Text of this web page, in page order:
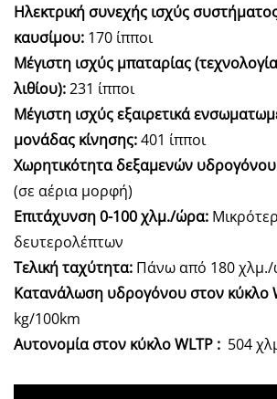
Ηλεκτρική συνεχής ισχύς
καυσίμου: 170 ίπποι
Μέγιστη ισχύς μπαταρίας
λιθίου):231 ίπποι
Μέγιστη ισχύς εξαιρετικά
μονάδας κίνησης:401 ίπποι
Χωρητικότητα δεξαμενών
(σε αέρια μορφή)
Επιτάχυνση 0-100χλμ./ώρα:
δευτερολέπτων
Τελική ταχύτητα: Πάνω από 180
Κατανάλωση υδρογόνου στον κύκλο
kg/100km
Αυτονομία στον κύκλοWLTP : 504